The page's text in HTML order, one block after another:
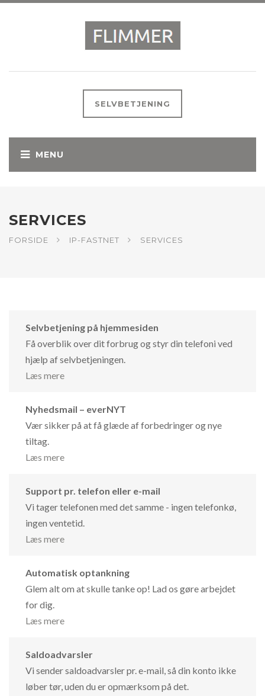
SELVBETJENING
SERVICES
FORSIDE IP-FASTNET SERVICES
Selvbetjening på hjemmesiden
Få overblik over dit forbrug og styr din telefoni ved
hjælp af selvbetjeningen.
Læs mere
Nyhedsmail – everNYT
Vær sikker på at få glæde af forbedringer og nye
tiltag.
Læs mere
Support pr. telefon eller e-mail
Vi tager telefonen med det samme - ingen telefonkø,
ingen ventetid.
Læs mere
Automatisk optankning
Glem alt om at skulle tanke op! Lad os gøre arbejdet
for dig.
Læs mere
Saldoadvarsler
Vi sender saldoadvarsler pr. e-mail, så din konto ikke
løber tør, uden du er opmærksom på det.